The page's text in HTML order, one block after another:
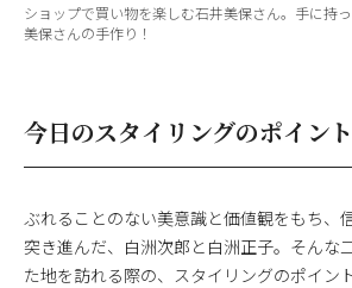
ショップで買い物を楽しむ石井美保さん。手に持
美保さんの手作り！
今日のスタイリングのポイント
ぶれることのない美意識と価値観をもち、
突き進んだ、白洲次郎と白洲正子。そんな
た地を訪れる際の、スタイリングのポイン